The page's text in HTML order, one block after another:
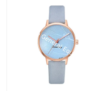
Producten
Ongeveer ons
Fabrieksreis